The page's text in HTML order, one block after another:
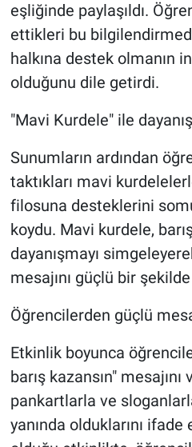
eşliğinde paylaşıldı.
ettikleri bu
halkına destek olmanın
olduğunu dile getirdi.
"Mavi Kurdele" ile
Sunumların ardından
taktıkları mavi
filosuna desteklerini
koydu. Mavi kurdele,
dayanışmayı
mesajını güçlü bir
Öğrencilerden güçlü
Etkinlik boyunca
barış kazansın"
pankartlarla ve
yanında olduklarını ifade